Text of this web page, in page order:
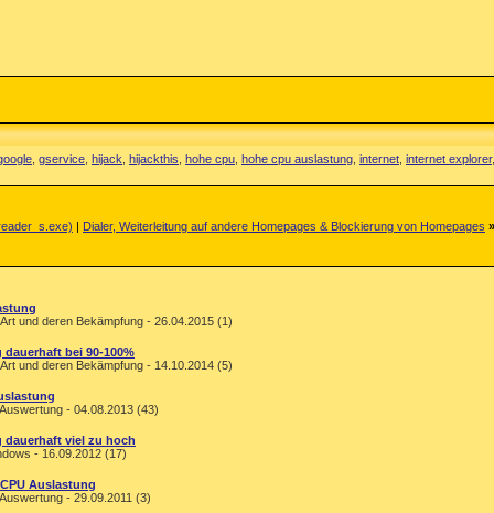
gservice hijack hijackthis hohe cpu hohe cpu auslastung internet internet explorer,
| Dialer, Weiterleitung auf andere Homepages & Blockierung von Homepages »
und deren Bekämpfung - 26.04.2015 (1)
dauerhaft bei 90-100%
und deren Bekämpfung - 14.10.2014 (5)
- 04.08.2013 (43)
dauerhaft viel zu hoch
- 16.09.2012 (17)
Auslastung
- 29.09.2011 (3)